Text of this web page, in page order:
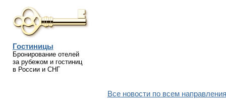
Гостиницы
Бронирование отелей
за рубежом и гостиниц
в России и СНГ
Все новости по всем